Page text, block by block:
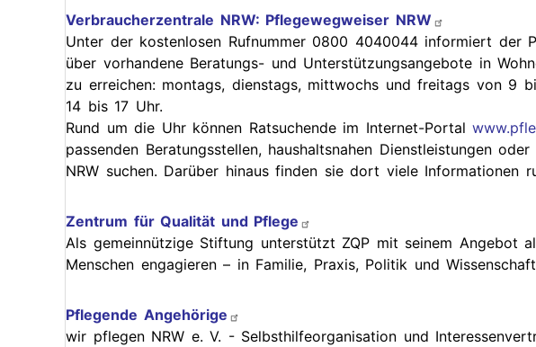
Verbraucherzentrale NRW: Pflegewegweiser NRW
Unter der kostenlosen Rufnummer 0800 4040044 informiert der
über vorhandene Beratungs- und Unterstützungsangebote in
zu erreichen: montags, dienstags, mittwochs und freitags von 9
14 bis 17 Uhr.
Rund um die Uhr können Ratsuchende im Internet-Portal
passenden Beratungsstellen, haushaltsnahen Dienstleistungen
NRW suchen. Darüber hinaus finden sie dort viele Informationen
Zentrum für Qualität und Pflege
Als gemeinnützige Stiftung unterstützt ZQP mit seinem Angebot
Menschen engagieren – in Familie, Praxis, Politik und
Pflegende Angehörige
wir pflegen NRW e. V. - Selbsthilfeorganisation und